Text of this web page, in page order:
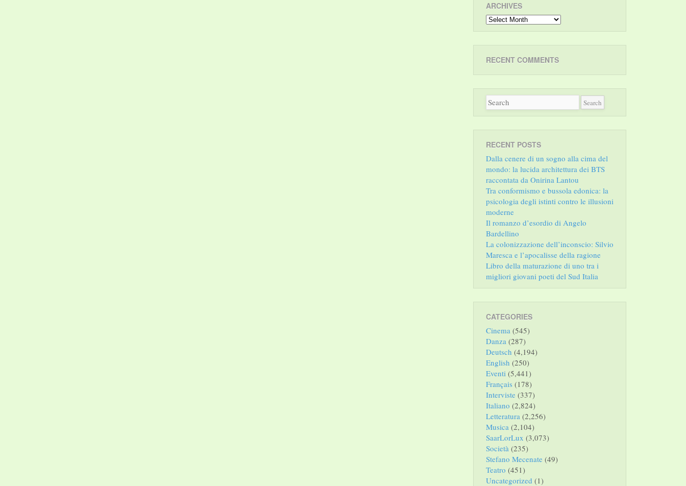
ARCHIVES
Archives
RECENT COMMENTS
RECENT POSTS
Dalla cenere di un sogno alla cima del
mondo: la lucida architettura dei BTS
raccontata da Onirina Lantou
Tra conformismo e bussola edonica: la
psicologia degli istinti contro le illusioni
moderne
Il romanzo d’esordio di Angelo
Bardellino
La colonizzazione dell’inconscio: Silvio
Maresca e l’apocalisse della ragione
Libro della maturazione di uno tra i
migliori giovani poeti del Sud Italia
CATEGORIES
Cinema (545)
Danza (287)
Deutsch (4,194)
English (250)
Eventi (5,441)
Français (178)
Interviste (337)
Italiano (2,824)
Letteratura (2,256)
Musica (2,104)
SaarLorLux (3,073)
Società (235)
Stefano Mecenate (49)
Teatro (451)
Uncategorized (1)